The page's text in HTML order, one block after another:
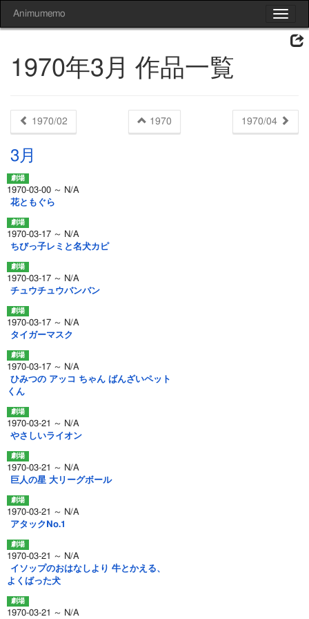
Toggle
Animumemo
1970年3月 作品一覧
1970/02 1970 1970/04
3月
1970-03-00 ～ N/A
花ともぐら
1970-03-17 ～ N/A
ちびっ子レミと名犬カピ
1970-03-17 ～ N/A
チュウチュウバンバン
1970-03-17 ～ N/A
タイガーマスク
1970-03-17 ～ N/A
ひみつの アッコ ちゃん ばんざいペット
くん
1970-03-21 ～ N/A
やさしいライオン
1970-03-21 ～ N/A
巨人の星 大リーグボール
1970-03-21 ～ N/A
アタックNo.1
1970-03-21 ～ N/A
イソップのおはなしより 牛とかえる、
よくばった犬
1970-03-21 ～ N/A